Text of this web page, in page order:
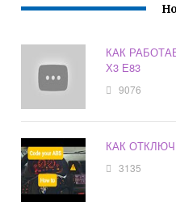
КАК
Х3 Е83
9076
КАК
3135